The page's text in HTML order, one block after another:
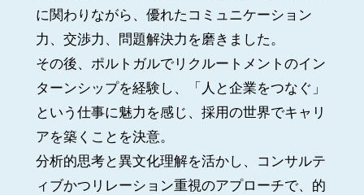
に関わりながら、優れたコミュニケーション
力、交渉力、問題解決力を磨きました。
その後、ポルトガルでリクルートメントのイン
ターンシップを経験し、「人と企業をつなぐ」
という仕事に魅力を感じ、採用の世界でキャリ
アを築くことを決意。
分析的思考と異文化理解を活かし、コンサルテ
ィブかつリレーション重視のアプローチで、的